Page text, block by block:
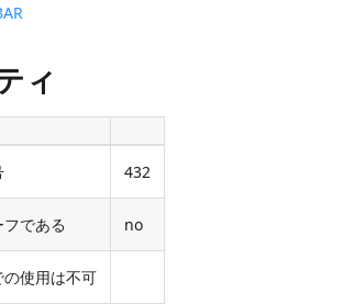
ィ
432
である no
使用は不可